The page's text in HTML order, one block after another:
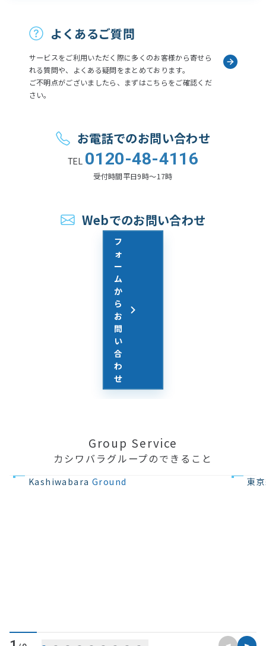
よくあるご質問
サービスをご利用いただく際に多くのお客様から寄せら
れる質問や、よくある疑問をまとめております。
ご不明点がございましたら、まずはこちらをご確認くだ
さい。
お電話でのお問い合わせ
TEL 0120-48-4116
受付時間平日9時〜17時
Webでのお問い合わせ
フ
ォ
ー
ム
か
ら
お
問
い
合
わ
せ
Group Service
カシワバラグループのできること
Kashiwabara Ground 東
前のスライ
次のス